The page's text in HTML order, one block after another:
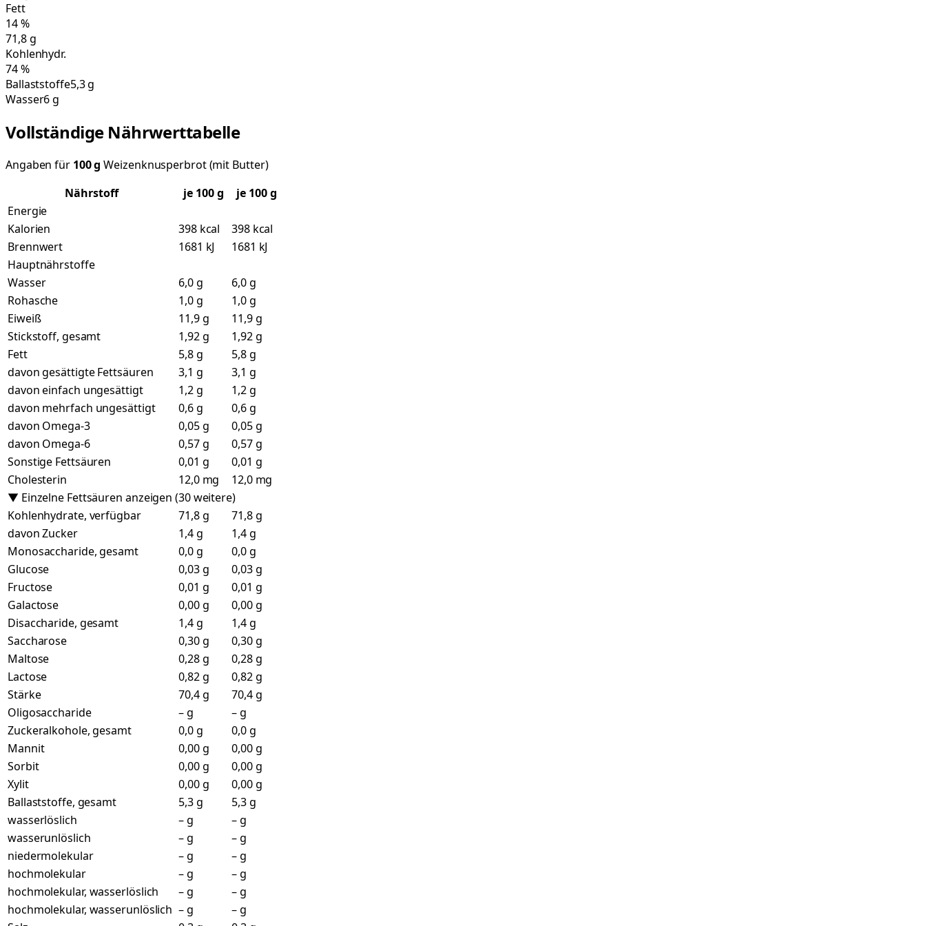
Fett
14%
71,8g
Kohlenhydr.
74%
Ballaststoffe5,3 g
Wasser6 g
Vollständige Nährwerttabelle
Angaben für 100g Weizenknusperbrot (mit Butter)
Nährstoff
je 100g
je 100 g
Energie
Kalorien
398 kcal
398 kcal
Brennwert
1681 kJ
1681 kJ
Hauptnährstoffe
Wasser
6,0 g
6,0 g
Rohasche
1,0 g
1,0 g
Eiweiß
11,9 g
11,9 g
Stickstoff, gesamt
1,92 g
1,92 g
Fett
5,8 g
5,8 g
davon gesättigte Fettsäuren
3,1 g
3,1 g
davon einfach ungesättigt
1,2 g
1,2 g
davon mehrfach ungesättigt
0,6 g
0,6 g
davon Omega-3
0,05 g
0,05 g
davon Omega-6
0,57 g
0,57 g
Sonstige Fettsäuren
0,01 g
0,01 g
Cholesterin
12,0 mg
12,0 mg
▼ Einzelne Fettsäuren anzeigen (30 weitere)
Kohlenhydrate, verfügbar
71,8 g
71,8 g
davon Zucker
1,4 g
1,4 g
Monosaccharide, gesamt
0,0 g
0,0 g
Glucose
0,03 g
0,03 g
Fructose
0,01 g
0,01 g
Galactose
0,00 g
0,00 g
Disaccharide, gesamt
1,4 g
1,4 g
Saccharose
0,30 g
0,30 g
Maltose
0,28 g
0,28 g
Lactose
0,82 g
0,82 g
Stärke
70,4 g
70,4 g
Oligosaccharide
– g
– g
Zuckeralkohole, gesamt
0,0 g
0,0 g
Mannit
0,00 g
0,00 g
Sorbit
0,00 g
0,00 g
Xylit
0,00 g
0,00 g
Ballaststoffe, gesamt
5,3 g
5,3 g
wasserlöslich
– g
– g
wasserunlöslich
– g
– g
niedermolekular
– g
– g
hochmolekular
– g
– g
hochmolekular, wasserlöslich
– g
– g
hochmolekular, wasserunlöslich – g
– g